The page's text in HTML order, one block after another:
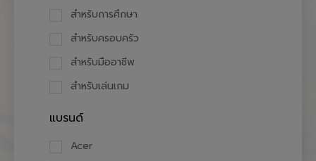
สำหรับการศึกษา
สำหรับครอบครัว
สำหรับมืออาชีพ
สำหรับเล่นเกม
แบรนด์
Acer